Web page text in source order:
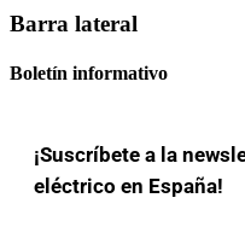
Barra lateral
Boletín informativo
¡Suscríbete a la
eléctrico en España!